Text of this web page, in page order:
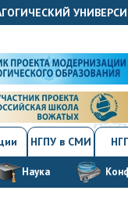
НГПУ в СМИ
Наука